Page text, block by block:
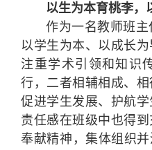
以生为本育桃李，
作为一名教师班
以学生为本、以成长
注重学术引领和知识
行，二者相辅相成、
促进学生发展、护航
责任感在班级中也得
奉献精神，集体组织